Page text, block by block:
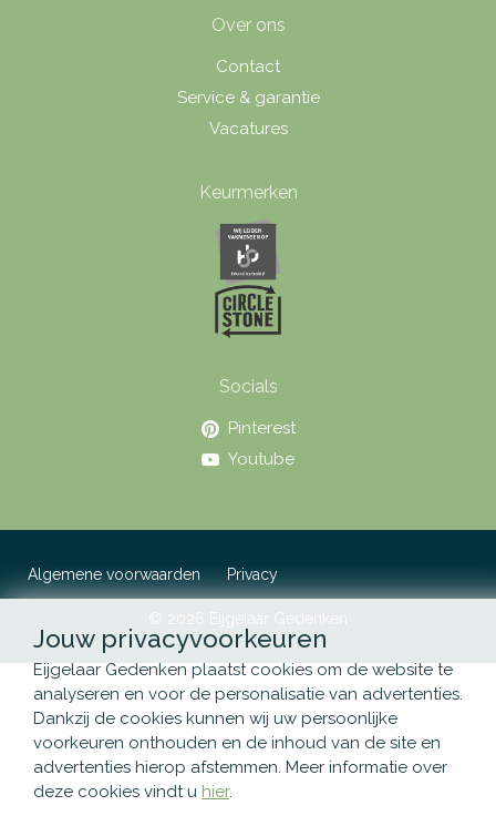
Over ons
Contact
Service & garantie
Vacatures
Keurmerken
Socials
Pinterest
Youtube
Algemene voorwaarden Privacy
© 2026 Eijgelaar Gedenken
Jouw privacyvoorkeuren
Eijgelaar Gedenken plaatst cookies om de website te
analyseren en voor de personalisatie van advertenties.
Dankzij de cookies kunnen wij uw persoonlijke
voorkeuren onthouden en de inhoud van de site en
advertenties hierop afstemmen. Meer informatie over
deze cookies vindt u hier.